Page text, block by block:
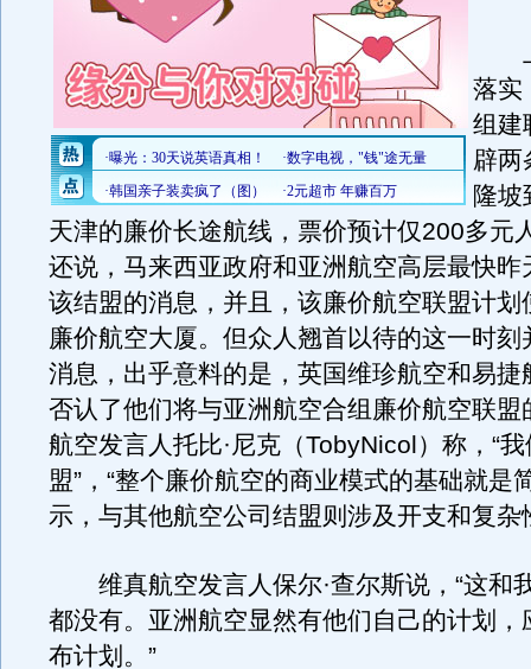
上
落实
组建
辟两
隆坡
天津的廉价长途航线，票价预计仅200多元
还说，马来西亚政府和亚洲航空高层最快昨
该结盟的消息，并且，该廉价航空联盟计划
廉价航空大厦。但众人翘首以待的这一时刻
消息，出乎意料的是，英国维珍航空和易捷
否认了他们将与亚洲航空合组廉价航空联盟
航空发言人托比·尼克（TobyNicol）称，“
盟”，“整个廉价航空的商业模式的基础就是
示，与其他航空公司结盟则涉及开支和复杂
维真航空发言人保尔·查尔斯说，“这和
都没有。亚洲航空显然有他们自己的计划，
布计划。”